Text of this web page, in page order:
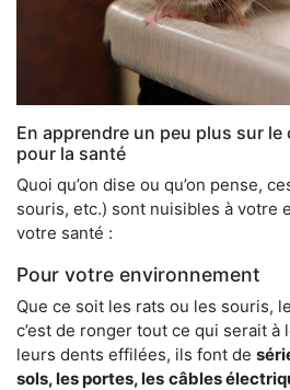
En apprendre un peu plus sur
pour la santé
Quoi qu’on dise ou qu’on pense,
souris, etc.) sont nuisibles à votre
votre santé :
Pour votre environnement
Que ce soit les rats ou les souris,
c’est de ronger tout ce qui serait à
leurs dents effilées, ils font de
sols, les portes, les câbles